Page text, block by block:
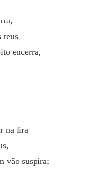
teus,
encerra,
na lira
vão suspira;